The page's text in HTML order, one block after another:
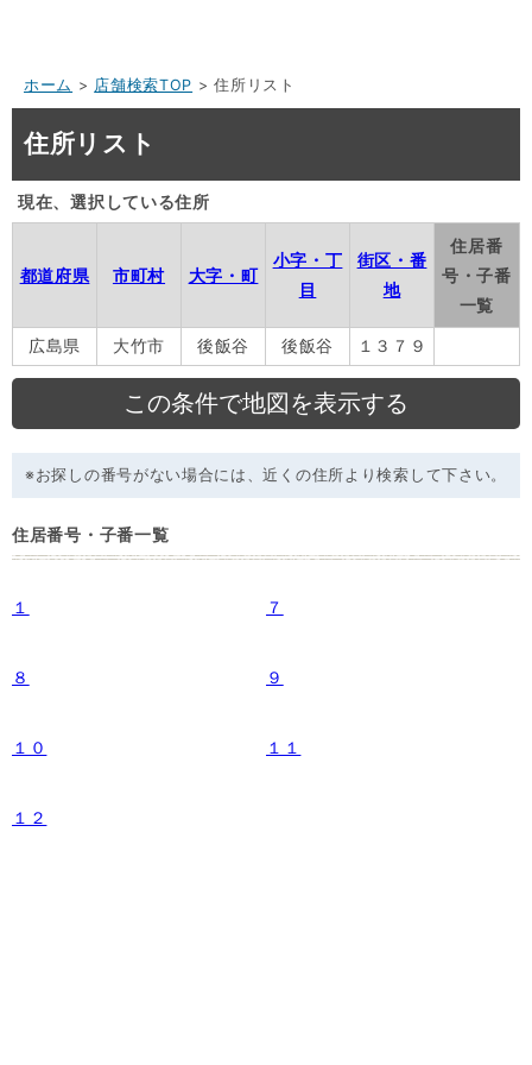
ホーム > 店舗検索TOP > 住所リスト
住所リスト
現在、選択している住所
都道府県 市町村 大字・町
小字・丁
目
街区・番
地
住居番
号・子番
一覧
広島県
大竹市 後飯谷 後飯谷 １３７９
※お探しの番号がない場合には、近くの住所より検索して下さい。
住居番号・子番一覧
１ ７
８ ９
１０ １１
１２